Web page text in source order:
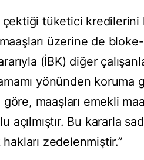
tüketici kredilerini
üzerine de
(İBK) diğer
yönünden koruma
maaşları emekli
Bu kararla
zedelenmiştir.”